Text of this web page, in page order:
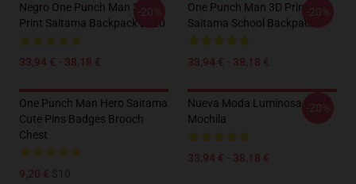
Negro One Punch Man 3D
Print Saitama Backpack 2020
33,94 € - 38,18 €
-20%
One Punch Man 3D Print
Saitama School Backpack
33,94 € - 38,18 €
-20%
One Punch Man Hero Saitama
Cute Pins Badges Brooch
Chest
9,20 €
Nueva Moda Luminosa OPM
Mochila
33,94 € - 38,18 €
-20%